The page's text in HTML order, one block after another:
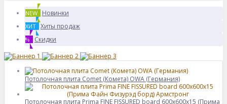
NEW Новинки
ХИТ Хиты продаж
% Скидки
Потолочная плита Comet (Комета) OWA (Германия)
Потолочная плита Prima FINE FISSURED board 600x600x15 (Прима